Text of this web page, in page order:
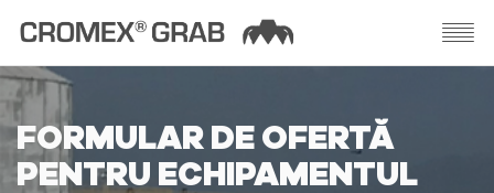
FORMULAR DE OFERTĂ
PENTRU ECHIPAMENTUL